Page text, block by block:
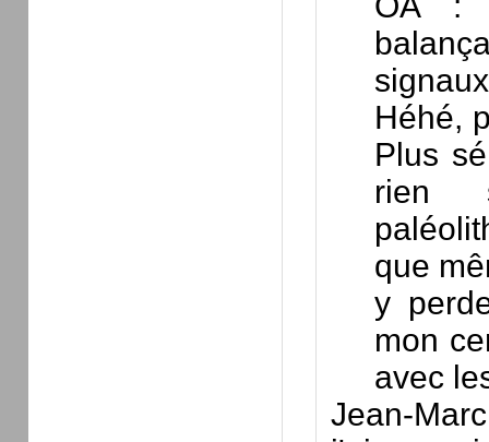
Héhé,
Plus
rien
que
y
mon
avec
Jean-